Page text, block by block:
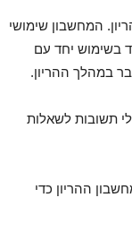
המחשבון שימושי
בשימוש יחד עם
במהלך ההריון.
תשובות לשאלות
ההריון כדי